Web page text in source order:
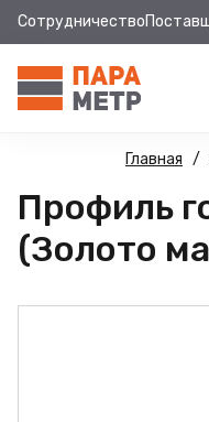
Сотрудничество
Главная
Профиль
(Золото